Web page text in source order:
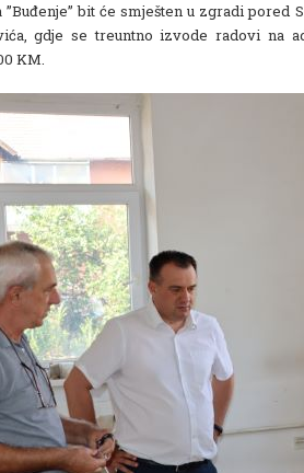
”Buđenje” bit će smješten u zgradi
gdje se treuntno izvode radovi na
KM.